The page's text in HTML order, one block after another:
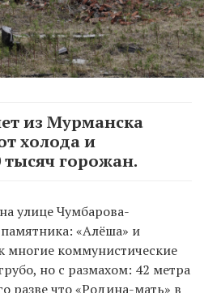
из Мурманска
холода и
тысяч горожан.
улице Чумбарова-
«Алёша» и
многие коммунистические
но с размахом: 42 метра
разве что «Родина-мать» в